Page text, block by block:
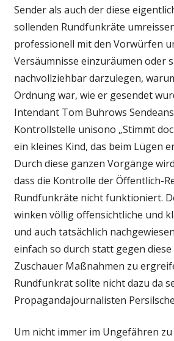
Sender als auch der diese
sollenden Rundfunkräte
professionell mit den Vorwürfen
Versäumnisse einzuräumen oder
nachvollziehbar darzulegen,
Ordnung war, wie er gesendet
Intendant Tom Buhrows
Kontrollstelle unisono „Stimmt
ein kleines Kind, das beim Lügen
Durch diese ganzen Vorgänge
dass die Kontrolle der Öffentlich-
Rundfunkräte nicht funktioniert.
winken völlig offensichtliche und
und auch tatsächlich
einfach so durch statt gegen
Zuschauer Maßnahmen zu
Rundfunkrat sollte nicht dazu da
Propagandajournalisten
Um nicht immer im Ungefähren